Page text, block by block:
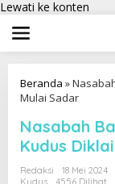
Lewati ke konten
Beranda »
Mulai Sadar
Nasabah
Kudus
Redaksi
18 Mei 2024
Kudus
4556 Dilihat